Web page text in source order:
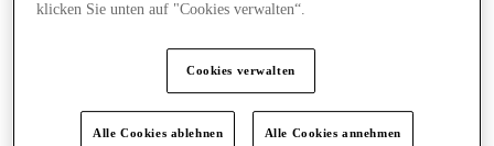
klicken Sie unten auf "Cookies verwalten“.
Cookies verwalten
Alle Cookies ablehnen Alle Cookies annehmen